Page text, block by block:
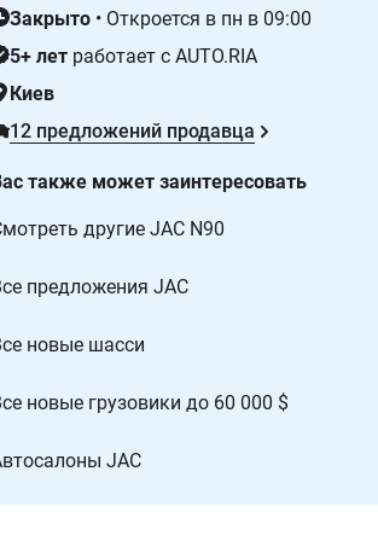
Закрыто • Откроется в пн в 09:00
5+ лет работает с AUTO.RIA
Киев
12 предложений продавца
также может заинтересовать
другие JAC N90
предложения JAC
новые шасси
новые грузовики до 60 000 $
JAC